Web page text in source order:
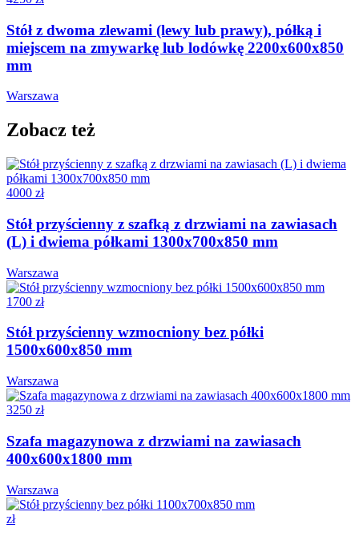
Stół z dwoma zlewami (lewy lub prawy), półką i
miejscem na zmywarkę lub lodówkę 2200x600x850
mm
Warszawa
Zobacz też
4000 zł
Stół przyścienny z szafką z drzwiami na zawiasach
(L) i dwiema półkami 1300x700x850 mm
Warszawa
1700 zł
Stół przyścienny wzmocniony bez półki
1500x600x850 mm
Warszawa
3250 zł
Szafa magazynowa z drzwiami na zawiasach
400x600x1800 mm
Warszawa
zł